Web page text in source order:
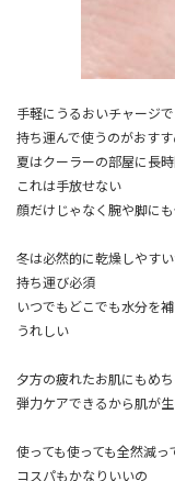
手軽にうるおいチャージ
持ち運んで使うのがおすす
夏はクーラーの部屋に長
これは手放せない
顔だけじゃなく腕や脚に
冬は必然的に乾燥しやす
持ち運び必須
いつでもどこでも水分を
うれしい
夕方の疲れたお肌にもめ
弾力ケアできるから肌が
使っても使っても全然減っ
コスパもかなりいいの